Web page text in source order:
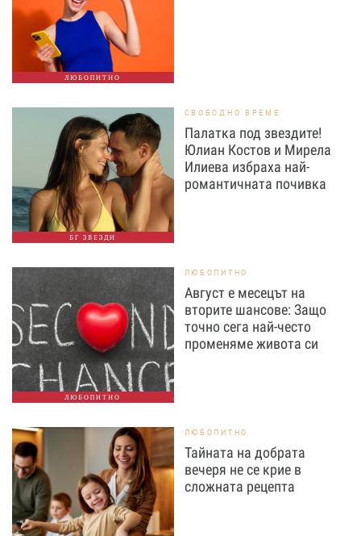
ЛЮБОПИТНО
БГ ЗВЕЗДИ
СВОБОДНО ВРЕМЕ
Палатка под звездите!
Юлиан Костов и Мирела
Илиева избраха най-
романтичната почивка
ЛЮБОПИТНО
ЛЮБОПИТНО
Август е месецът на
вторите шансове: Защо
точно сега най-често
променяме живота си
ЛЮБОПИТНО
Тайната на добрата
вечеря не се крие в
сложната рецепта